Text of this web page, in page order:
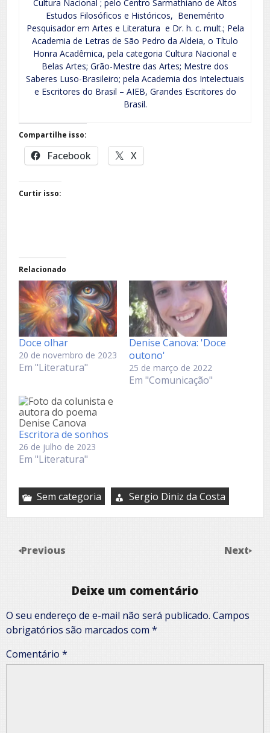
Cultura Nacional ; pelo Centro Sarmathiano de Altos
Estudos Filosóficos e Históricos, Benemérito
Pesquisador em Artes e Literatura e Dr. h. c. mult.; Pela
Academia de Letras de São Pedro da Aldeia, o Título
Honra Acadêmica, pela categoria Cultura Nacional e
Belas Artes; Grão-Mestre das Artes; Mestre dos
Saberes Luso-Brasileiro; pela Academia dos Intelectuais
e Escritores do Brasil – AIEB, Grandes Escritores do
Brasil.
Compartilhe isso:
Facebook X
Curtir isso:
Relacionado
Doce olhar
20 de novembro de 2023
Em "Literatura"
Denise Canova: 'Doce
outono'
25 de março de 2022
Em "Comunicação"
Escritora de sonhos
26 de julho de 2023
Em "Literatura"
Sem categoria Sergio Diniz da Costa
Previous Next
Deixe um comentário
O seu endereço de e-mail não será publicado. Campos
obrigatórios são marcados com *
Comentário *